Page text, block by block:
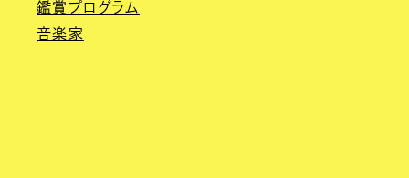
鑑賞プログラム
音楽家